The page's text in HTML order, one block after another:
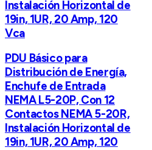
Instalación Horizontal de
19in, 1UR, 20 Amp, 120
Vca
PDU Básico para
Distribución de Energía,
Enchufe de Entrada
NEMA L5-20P, Con 12
Contactos NEMA 5-20R,
Instalación Horizontal de
19in, 1UR, 20 Amp, 120